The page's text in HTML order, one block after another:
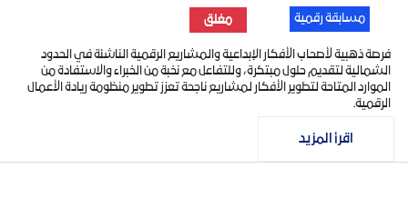
مسابقة رقمية مغلق
فرصة ذهبية لأصحاب الأفكار الإبداعية والمشاريع الرقمية الناشئة في الحدود
الشمالية لتقديم حلول مبتكرة، وللتفاعل مع نخبة من الخبراء والاستفادة من
الموارد المتاحة لتطوير الأفكار لمشاريع ناجحة تعزز تطوير منظومة ريادة الأعمال
الرقمية.
اقرأ المزيد